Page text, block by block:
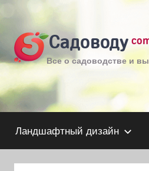
содержимомуСадоводу
Все о садоводстве и
Ландшафтный дизайн